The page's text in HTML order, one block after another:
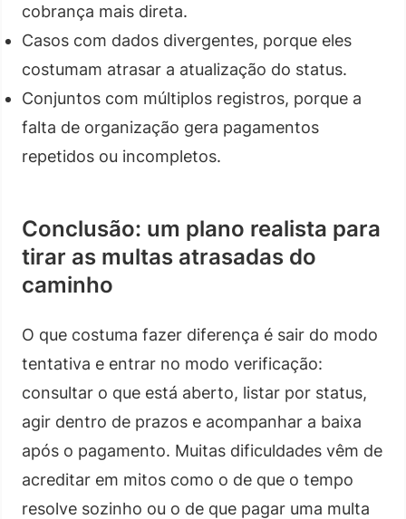
cobrança mais direta.
Casos com dados divergentes, porque eles
costumam atrasar a atualização do status.
Conjuntos com múltiplos registros, porque a
falta de organização gera pagamentos
repetidos ou incompletos.
Conclusão: um plano realista para
tirar as multas atrasadas do
caminho
O que costuma fazer diferença é sair do modo
tentativa e entrar no modo verificação:
consultar o que está aberto, listar por status,
agir dentro de prazos e acompanhar a baixa
após o pagamento. Muitas dificuldades vêm de
acreditar em mitos como o de que o tempo
resolve sozinho ou o de que pagar uma multa